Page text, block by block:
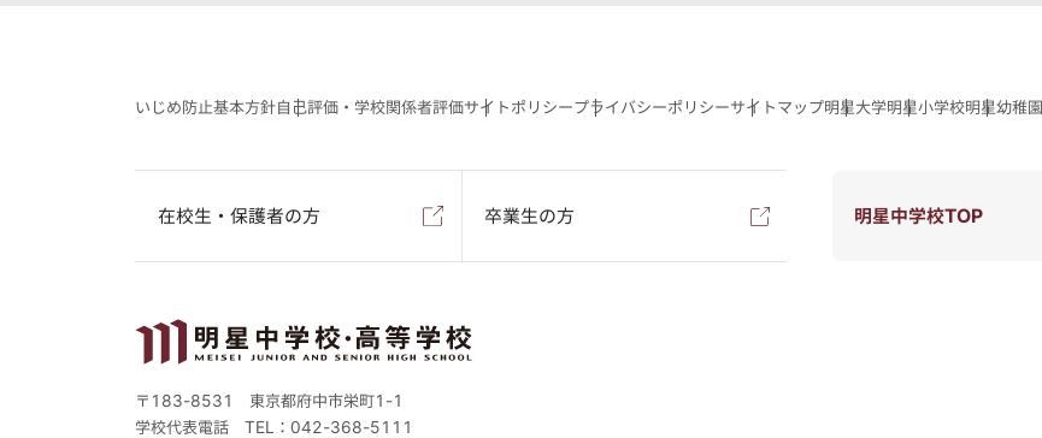
いじめ防止基本方針自己評価・学校関係者評価サイトポリシープライバシーポリシーサイトマップ明星大学明星小学校明星幼稚園
在校生・保護者の方 卒業生の方 明星中学校TOP
〒183-8531 東京都府中市栄町1-1
学校代表電話TEL：042-368-5111